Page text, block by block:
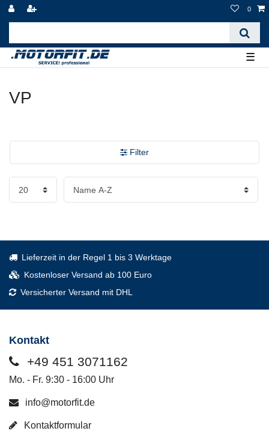
0
☰
VP
Filter
Lieferzeit in der Regel 1 bis 3 Werktage
Kostenloser Versand ab 100 Euro
Versicherter Versand mit DHL
Kontakt
+49 451 3071162
Mo. - Fr. 9:30 - 16:00 Uhr
info@motorfit.de
Kontaktformular